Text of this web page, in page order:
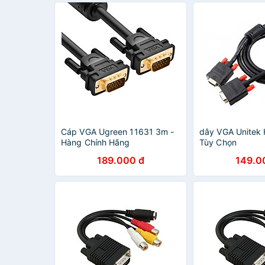
Cáp VGA Ugreen 11631 3m -
Hàng Chính Hãng
189.000 đ
dây VGA Unitek
Tùy Chọn